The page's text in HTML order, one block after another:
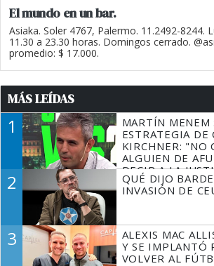
El mundo en un bar.
Asiaka. Soler 4767, Palermo. 11.2492-8244.
11.30 a 23.30 horas. Domingos cerrado.
promedio: $ 17.000.
MÁS LEÍDAS
1
MARTÍN MENEM
ESTRATEGIA DE
KIRCHNER: "NO
ALGUIEN DE
DECIR A LA
TIENE QUE
2
QUÉ DIJO
INVASIÓN DE
3
ALEXIS MAC
Y SE IMPLANTÓ
VOLVER AL